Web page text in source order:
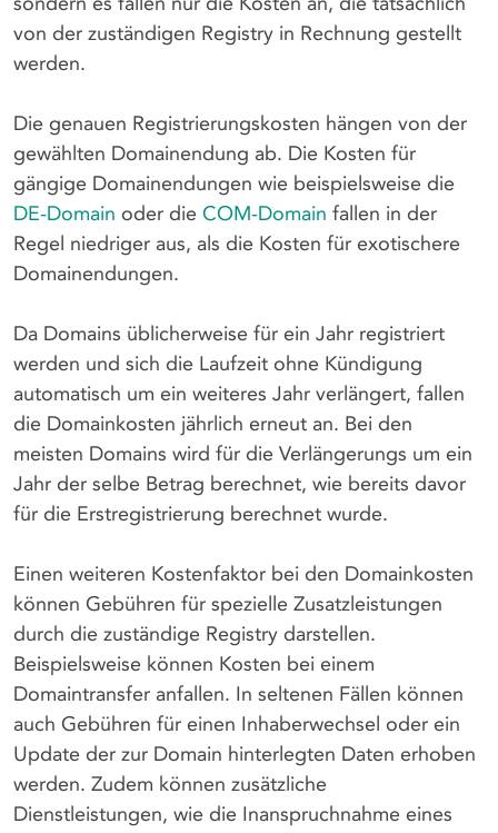
von der zuständigen Registry in Rechnung gestellt
werden.
Die genauen Registrierungskosten hängen von der
gewählten Domainendung ab. Die Kosten für
gängige Domainendungen wie beispielsweise die
DE-Domain oder die COM-Domain fallen in der
Regel niedriger aus, als die Kosten für exotischere
Domainendungen.
Da Domains üblicherweise für ein Jahr registriert
werden und sich die Laufzeit ohne Kündigung
automatisch um ein weiteres Jahr verlängert, fallen
die Domainkosten jährlich erneut an. Bei den
meisten Domains wird für die Verlängerungs um ein
Jahr der selbe Betrag berechnet, wie bereits davor
für die Erstregistrierung berechnet wurde.
Einen weiteren Kostenfaktor bei den Domainkosten
können Gebühren für spezielle Zusatzleistungen
durch die zuständige Registry darstellen.
Beispielsweise können Kosten bei einem
Domaintransfer anfallen. In seltenen Fällen können
auch Gebühren für einen Inhaberwechsel oder ein
Update der zur Domain hinterlegten Daten erhoben
werden. Zudem können zusätzliche
Dienstleistungen, wie die Inanspruchnahme eines